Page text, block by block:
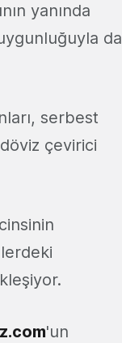
yanında
da
serbest
çevirici
'un